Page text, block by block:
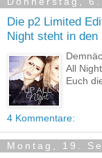
Die p2 Limited
Night steht in den
All
Euch
4 Kommentare:
Montag, 19.